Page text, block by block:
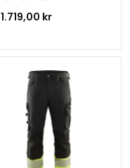
1.719,00 kr